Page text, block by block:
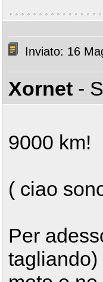
Inviato: 16
Xornet -
9000 km!
( ciao
Per